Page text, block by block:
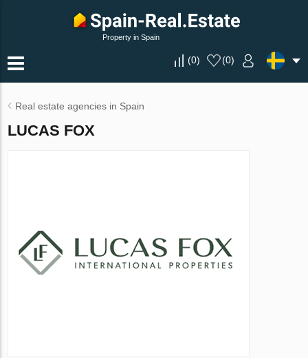
Property in Spain
(0) (0)
Real estate agencies in Spain
LUCAS FOX